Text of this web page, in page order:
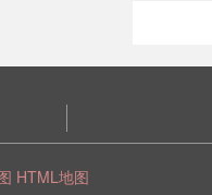
HTML地图